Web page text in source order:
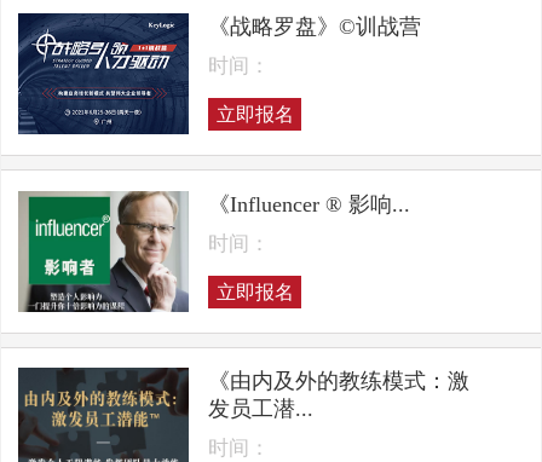
《战略罗盘》©训战营
时间：
立即报名
《Influencer ® 影响...
时间：
立即报名
《由内及外的教练模式：激
发员工潜...
时间：